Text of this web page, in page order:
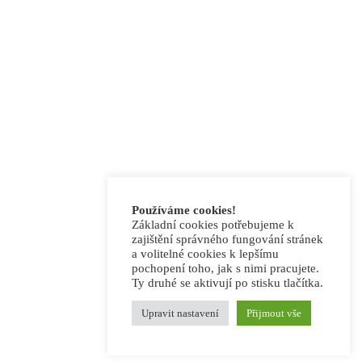
Používáme cookies!
Základní cookies potřebujeme k
zajištění správného fungování stránek
a volitelné cookies k lepšímu
pochopení toho, jak s nimi pracujete.
Ty druhé se aktivují po stisku tlačítka.
Upravit nastavení Přijmout vše